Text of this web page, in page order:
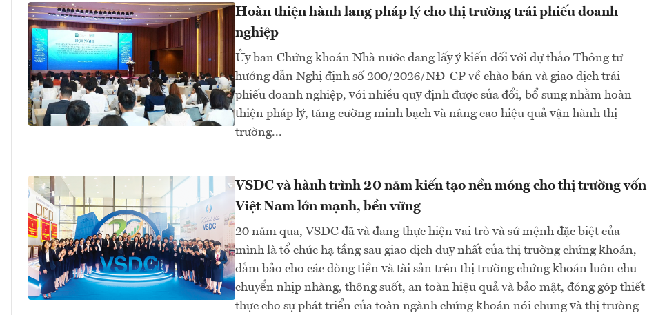
Hoàn thiện hành lang pháp lý cho thị trường trái phiếu doanh
nghiệp
Ủy ban Chứng khoán Nhà nước đang lấy ý kiến đối với dự thảo Thông tư
hướng dẫn Nghị định số 200/2026/NĐ-CP về chào bán và giao dịch trái
phiếu doanh nghiệp, với nhiều quy định được sửa đổi, bổ sung nhằm hoàn
thiện pháp lý, tăng cường minh bạch và nâng cao hiệu quả vận hành thị
trường...
VSDC và hành trình 20 năm kiến tạo nền móng cho thị trường vốn
Việt Nam lớn mạnh, bền vững
20 năm qua, VSDC đã và đang thực hiện vai trò và sứ mệnh đặc biệt của
mình là tổ chức hạ tầng sau giao dịch duy nhất của thị trường chứng khoán,
đảm bảo cho các dòng tiền và tài sản trên thị trường chứng khoán luôn chu
chuyển nhịp nhàng, thông suốt, an toàn hiệu quả và bảo mật, đóng góp thiết
thực cho sự phát triển của toàn ngành chứng khoán nói chung và thị trường